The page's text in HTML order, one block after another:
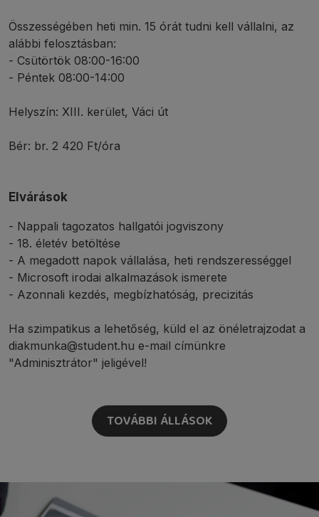
Összességében heti min. 15 órát tudni kell vállalni, az
alábbi felosztásban:
- Csütörtök 08:00-16:00
- Péntek 08:00-14:00
Helyszín: XIII. kerület, Váci út
Bér: br. 2 420 Ft/óra
Elvárások
- Nappali tagozatos hallgatói jogviszony
- 18. életév betöltése
- A megadott napok vállalása, heti rendszerességgel
- Microsoft irodai alkalmazások ismerete
- Azonnali kezdés, megbízhatóság, precizitás
Ha szimpatikus a lehetőség, küld el az önéletrajzodat a
diakmunka@student.hu e-mail címünkre
"Adminisztrátor" jeligével!
TOVÁBBI ÁLLÁSOK